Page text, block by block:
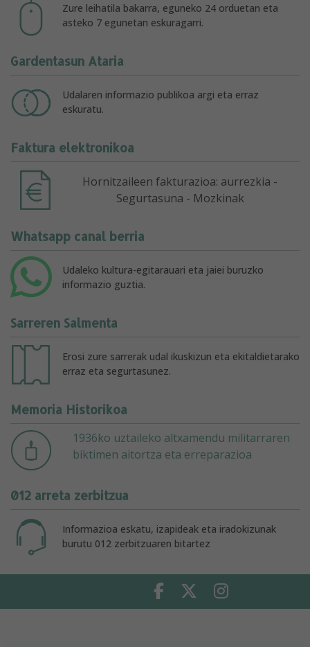
Zure leihatila bakarra, eguneko 24 orduetan eta
asteko 7 egunetan eskuragarri.
Gardentasun Ataria
Udalaren informazio publikoa argi eta erraz
eskuratu.
Faktura elektronikoa
Hornitzaileen fakturazioa: aurrezkia -
Segurtasuna - Mozkinak
Whatsapp canal berria
Udaleko kultura-egitarauari eta jaiei buruzko
informazio guztia.
Sarreren Salmenta
Erosi zure sarrerak udal ikuskizun eta ekitaldietarako
erraz eta segurtasunez.
Memoria Historikoa
1936ko uztaileko altxamendu militarraren
biktimen aitortza eta erreparazioa
012 arreta zerbitzua
Informazioa eskatu, izapideak eta iradokizunak
burutu 012 zerbitzuaren bitartez
Facebook Twitter Instagram